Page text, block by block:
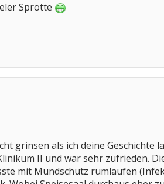
Sprotte
grinsen als ich deine Geschichte
II und war sehr zufrieden.
mit Mundschutz rumlaufen